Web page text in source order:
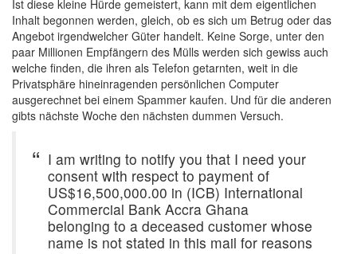
Ist diese kleine Hürde gemeistert, kann mit dem eigentlichen
Inhalt begonnen werden, gleich, ob es sich um Betrug oder das
Angebot irgendwelcher Güter handelt. Keine Sorge, unter den
paar Millionen Empfängern des Mülls werden sich gewiss auch
welche finden, die ihren als Telefon getarnten, weit in die
Privatsphäre hineinragenden persönlichen Computer
ausgerechnet bei einem Spammer kaufen. Und für die anderen
gibts nächste Woche den nächsten dummen Versuch.
I am writing to notify you that I need your
consent with respect to payment of
US$16,500,000.00 in (ICB) International
Commercial Bank Accra Ghana
belonging to a deceased customer whose
name is not stated in this mail for reasons